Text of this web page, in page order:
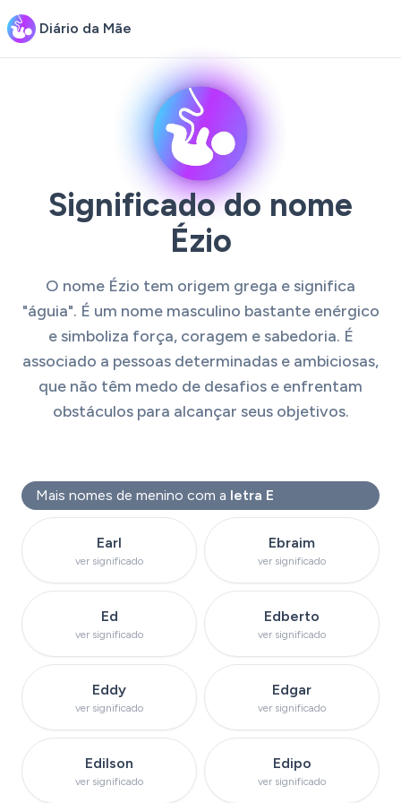
Diário da Mãe
Significado do nome
Ézio
O nome Ézio tem origem grega e significa
"águia". É um nome masculino bastante enérgico
e simboliza força, coragem e sabedoria. É
associado a pessoas determinadas e ambiciosas,
que não têm medo de desafios e enfrentam
obstáculos para alcançar seus objetivos.
Mais nomes de menino com a letra E
Ver significado do nome
Earl
ver significado
Ver significado do
Ebraim
ver significado
Ver significado do nome
Ed
ver significado
Ver significado do
Edberto
ver significado
Ver significado do nome
Eddy
ver significado
Ver significado do
Edgar
ver significado
Ver significado do nome
Edilson
ver significado
Ver significado do
Edipo
ver significado